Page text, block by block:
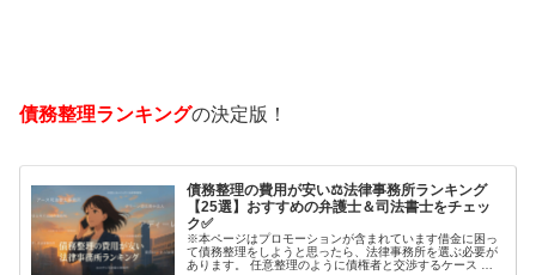
債務整理ランキングの決定版！
債務整理の費用が安い⚖️法律事務所ランキング
【25選】おすすめの弁護士＆司法書士をチェッ
ク✅
※本ページはプロモーションが含まれています借金に困っ
て債務整理をしようと思ったら、法律事務所を選ぶ必要が
あります。 任意整理のように債権者と交渉するケース 自